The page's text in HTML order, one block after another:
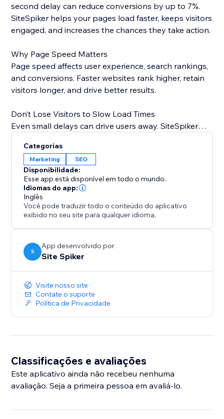
second delay can reduce conversions by up to 7%.
SiteSpiker helps your pages load faster, keeps visitors
engaged, and increases the chances they take action.
Why Page Speed Matters
Page speed affects user experience, search rankings,
and conversions. Faster websites rank higher, retain
visitors longer, and drive better results.
Don’t Lose Visitors to Slow Load Times
Even small delays can drive users away. SiteSpiker
a seamless experience across all devices.
Start Growing with a Faster Website
Improve speed, boost engagement, and grow your
business - all in just a few clicks with SiteSpiker.
Categorias
Marketing SEO
Disponibilidade:
Esse app está disponível em todo o mundo.
Idiomas do app:
Inglês
Você pode traduzir todo o conteúdo do aplicativo
exibido no seu site para qualquer idioma.
S
App desenvolvido por
Site Spiker
Visite nosso site
Contate o suporte
Política de Privacidade
Classificações e avaliações
Este aplicativo ainda não recebeu nenhuma
avaliação. Seja a primeira pessoa em avaliá-lo.